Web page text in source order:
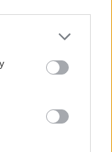
or more Google
You may click to
party tags to
in below Google
aspirín zachrániť
prekvapí